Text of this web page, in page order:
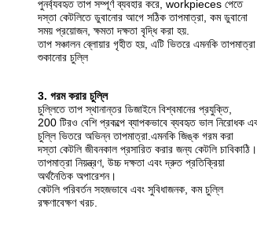
পুনর্ব্যবহৃত তাপ সম্পূর্ণ ব্যবহার করে, workpieces পেতে
দস্তা কেটলিতে ডুবানোর আগে সঠিক তাপমাত্রা, কম ডুবানো
সময় প্রয়োজন, ক্ষমতা দক্ষতা বৃদ্ধি করা হয়.
তাপ সঞ্চালন ব্লোয়ার গৃহীত হয়, এটি ভিতরে এমনকি তাপমাত্রা
শুকানোর চুল্লি
3. গরম করার চুল্লি
চুল্লিতে তাপ স্থানান্তর ডিজাইনে বিশ্বমানের প্রযুক্তি,
200 টিরও বেশি প্রকল্পে ব্যাপকভাবে ব্যবহৃত ভাল নিরোধক
চুল্লি ভিতরে অভিন্ন তাপমাত্রা.এমনকি জিঙ্ক গরম করা
দস্তা কেটলি জীবনকাল প্রসারিত করার জন্য কেটলি চাবিকাঠি।
তাপমাত্রা নিয়ন্ত্রণ, উচ্চ দক্ষতা এবং দ্রুত প্রতিক্রিয়া
অর্থনৈতিক অপারেশন।
কেটলি পরিবর্তন সহজভাবে এবং সুবিধাজনক, কম চুল্লি
রক্ষণাবেক্ষণ খরচ.